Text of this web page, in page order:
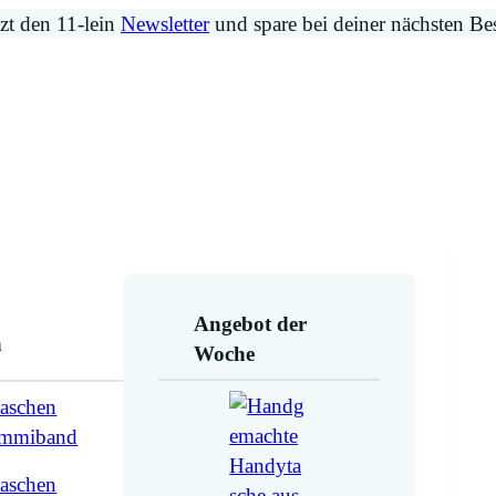
den 11-lein Newsletterund spare bei deiner nächsten
Angebot der
Woche